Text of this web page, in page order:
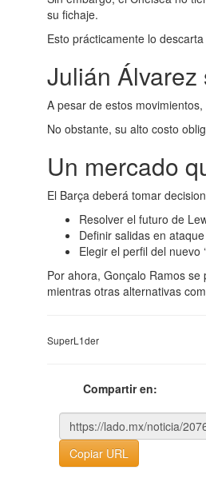
su fichaje.
Esto prácticamente lo
Julián
A pesar de estos
No obstante, su alto costo
Un mercado
El Barça deberá tomar
Resolver el futuro de
Definir salidas en ataque
Elegir el perfil del nuevo
Por ahora, Gonçalo Ramos
mientras otras alternativas
SuperL1der
Compartir en:
Copiar URL